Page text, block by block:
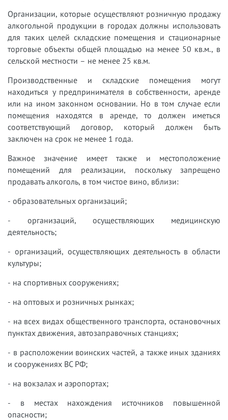
Организации, которые осуществляют розничную продажу
алкогольной продукции в городах должны использовать
для таких целей складские помещения и стационарные
торговые объекты общей площадью на менее 50 кв.м., в
сельской местности – не менее 25 кв.м.
Производственные и складские помещения могут
находиться у предпринимателя в собственности, аренде
или на ином законном основании. Но в том случае если
помещения находятся в аренде, то должен иметься
соответствующий договор, который должен быть
заключен на срок не менее 1 года.
Важное значение имеет также и местоположение
помещений для реализации, поскольку запрещено
продавать алкоголь, в том чистое вино, вблизи:
- образовательных организаций;
- организаций, осуществляющих медицинскую
деятельность;
- организаций, осуществляющих деятельность в области
культуры;
- на спортивных сооружениях;
- на оптовых и розничных рынках;
- на всех видах общественного транспорта, остановочных
пунктах движения, автозаправочных станциях;
- в расположении воинских частей, а также иных зданиях
и сооружениях ВС РФ;
- на вокзалах и аэропортах;
- в местах нахождения источников повышенной
опасности;